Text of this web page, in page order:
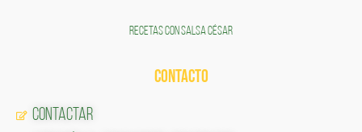
RECETAS CON SALSA CÉSAR
CONTACTO
Contactar